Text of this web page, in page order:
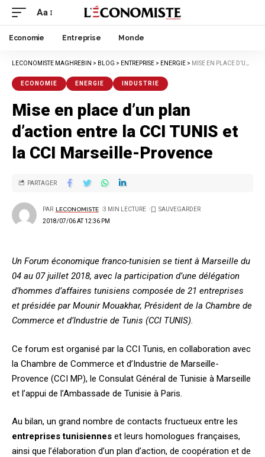
Aa
Economie Entreprise Monde
LECONOMISTE MAGHREBIN > BLOG > ENTREPRISE > ENERGIE > MISE EN PLACE D’UN PLAN D’ACTION ENTRE LA CCI TUNIS ET LA CCI MARSEILLE-PROVENCE
ECONOMIE ENERGIE INDUSTRIE
Mise en place d’un plan
d’action entre la CCI TUNIS et
la CCI Marseille-Provence
2018/07/06 AT 12:36 PM
PAR LECONOMISTE 3 MIN LECTURE
PARTAGER
Un Forum économique franco-tunisien se tient à Marseille du
04 au 07 juillet 2018, avec la participation d’une délégation
d’hommes d’affaires tunisiens composée de 21 entreprises
et présidée par Mounir Mouakhar, Président de la Chambre de
Commerce et d’Industrie de Tunis (CCI TUNIS).
Ce forum est organisé par la CCI Tunis, en collaboration avec
la Chambre de Commerce et d’Industrie de Marseille-
Provence (CCI MP), le Consulat Général de Tunisie à Marseille
et l’appui de l’Ambassade de Tunisie à Paris.
Au bilan, un grand nombre de contacts fructueux entre les
entreprises tunisiennes et leurs homologues françaises,
ainsi que l’élaboration d’un plan d’action, de coopération et de